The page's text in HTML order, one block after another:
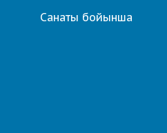
Санаты бойынша